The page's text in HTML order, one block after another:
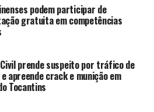
podem participar de
gratuita em competências
prende suspeito por tráfico de
apreende crack e munição em
Tocantins